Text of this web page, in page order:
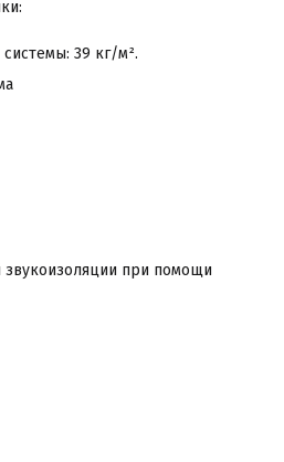
39 кг/м².
звукоизоляции при помощи